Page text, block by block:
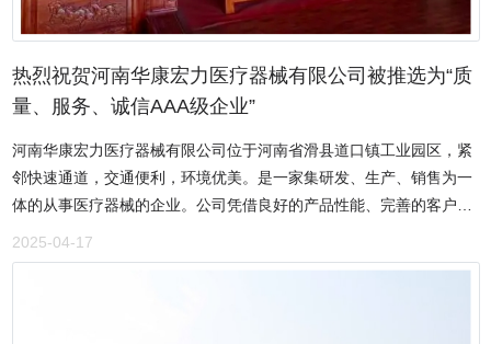
封的这坛坛老酒作为调味酒，足以支撑洹河玉液生产到数百年之后。
另有数十坛老酒将永存地窖，给后人留下火种和希望。专家把储藏20
年以上的酒比做液体黄金，洹河玉液的老酒已达六十年，更清澈、醇
香，风华醇美，将会愈久愈浓，愈来愈香。 洹河玉液现有“洹河”和“洹
珍藏品等品种，还顺应市场需求开发出了定制酒、高端酒。酒体窖香
浓郁、香味谐调、绵甜爽口、尾净余长，入口甘美醇厚，回味经久不
息。 洹河玉液既有五粮工艺的核心技术，又有“三千年老酒”的酿造基
因。近年来，多次荣获豫商大会河南特色产品金奖、诚信经营示范企
业、安阳市知名商标，爱心企业和重点推荐产品等各类奖项和荣誉。
热烈祝贺河南华康宏力医疗器械有限公司被推选为“质
量、服务、诚信AAA级企业”
河南华康宏力医疗器械有限公司位于河南省滑县道口镇工业园区，紧
邻快速通道，交通便利，环境优美。是一家集研发、生产、销售为一
体的从事医疗器械的企业。公司凭借良好的产品性能、完善的客户服
了严格的质量保证体系。主要产品：声疗、光疗、电疗、磁疗、冷
2025-04-17